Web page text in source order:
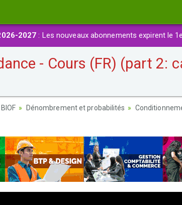
2027 : Les nouveaux abonnements expirent le
- Cours (FR) (part 2:
Dénombrement et probabilités